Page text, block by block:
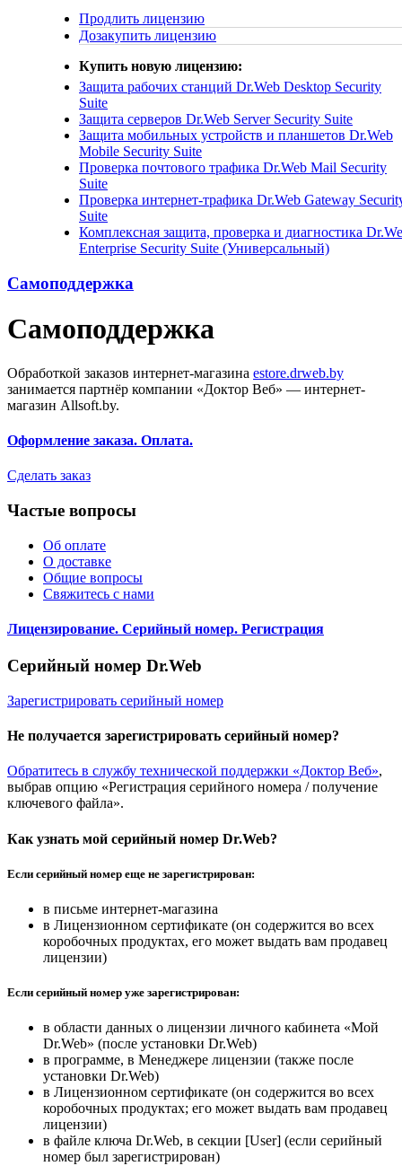
Продлить лицензию
Дозакупить лицензию
Купить новую лицензию:
Защита рабочих станций Dr.Web Desktop Security
Suite
Защита серверов Dr.Web Server Security Suite
Защита мобильных устройств и планшетов Dr.Web
Mobile Security Suite
Проверка почтового трафика Dr.Web Mail Security
Suite
Проверка интернет-трафика Dr.Web Gateway
Suite
Комплексная защита, проверка и диагностика
Enterprise Security Suite (Универсальный)
Самоподдержка
Самоподдержка
Обработкой заказов интернет-магазина estore.drweb.by
занимается партнёр компании «Доктор Веб» — интернет-
магазин Allsoft.by.
Оформление заказа. Оплата.
Сделать заказ
Частые вопросы
Об оплате
О доставке
Общие вопросы
Свяжитесь с нами
Лицензирование. Серийный номер. Регистрация
Серийный номер Dr.Web
Зарегистрировать серийный номер
Не получается зарегистрировать серийный номер?
Обратитесь в службу технической поддержки «Доктор Веб»,
выбрав опцию «Регистрация серийного номера / получение
ключевого файла».
Как узнать мой серийный номер Dr.Web?
Если серийный номер еще не зарегистрирован:
в письме интернет-магазина
в Лицензионном сертификате (он содержится во всех
коробочных продуктах, его может выдать вам продавец
лицензии)
Если серийный номер уже зарегистрирован:
в области данных о лицензии личного кабинета «Мой
Dr.Web» (после установки Dr.Web)
в программе, в Менеджере лицензии (также после
установки Dr.Web)
в Лицензионном сертификате (он содержится во всех
коробочных продуктах; его может выдать вам продавец
лицензии)
в файле ключа Dr.Web, в секции [User] (если серийный
номер был зарегистрирован)